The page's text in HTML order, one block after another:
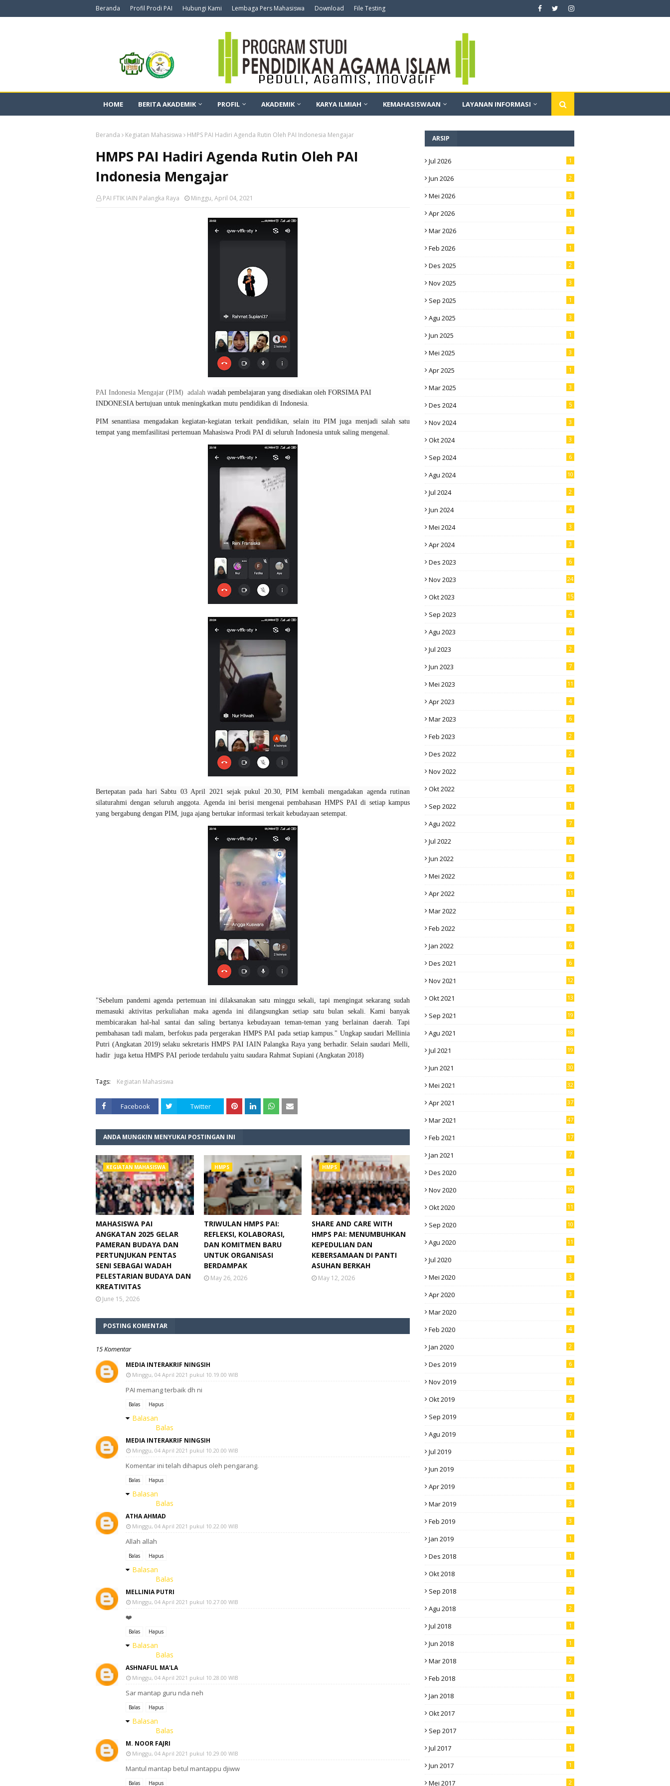
Beranda Profil Prodi PAI Hubungi Kami Lembaga Pers Mahasiswa Download File Testing
HOME BERITA AKADEMIK PROFIL AKADEMIK KARYA ILMIAH KEMAHASISWAAN LAYANAN INFORMASI
Beranda Kegiatan Mahasiswa HMPS PAI Hadiri Agenda Rutin Oleh PAI Indonesia Mengajar
HMPS PAI Hadiri Agenda Rutin Oleh PAI
Indonesia Mengajar
PAI FTIK IAIN Palangka Raya Minggu, April 04, 2021
PAI Indonesia Mengajar (PIM) adalah wadah pembelajaran yang disediakan oleh FORSIMA PAI
INDONESIA bertujuan untuk meningkatkan mutu pendidikan di Indonesia.
PIM senantiasa mengadakan kegiatan-kegiatan terkait pendidikan, selain itu PIM juga menjadi salah satu
tempat yang memfasilitasi pertemuan Mahasiswa Prodi PAI di seluruh Indonesia untuk saling mengenal.
Bertepatan pada hari Sabtu 03 April 2021 sejak pukul 20.30, PIM kembali mengadakan agenda rutinan
silaturahmi dengan seluruh anggota. Agenda ini berisi mengenai pembahasan HMPS PAI di setiap kampus
yang bergabung dengan PIM, juga ajang bertukar informasi terkait kebudayaan setempat.
"Sebelum pandemi agenda pertemuan ini dilaksanakan satu minggu sekali, tapi mengingat sekarang sudah
memasuki aktivitas perkuliahan maka agenda ini dilangsungkan setiap satu bulan sekali. Kami banyak
membicarakan hal-hal santai dan saling bertanya kebudayaan teman-teman yang berlainan daerah. Tapi
pembahasan tadi malam, berfokus pada pergerakan HMPS PAI pada setiap kampus." Ungkap saudari Mellinia
Putri (Angkatan 2019) selaku sekretaris HMPS PAI IAIN Palangka Raya yang berhadir. Selain saudari Melli,
hadir juga ketua HMPS PAI periode terdahulu yaitu saudara Rahmat Supiani (Angkatan 2018)
Tags: Kegiatan Mahasiswa
Facebook Twitter
ANDA MUNGKIN MENYUKAI POSTINGAN INI
KEGIATAN MAHASISWA
MAHASISWA PAI
ANGKATAN 2025 GELAR
PAMERAN BUDAYA DAN
PERTUNJUKAN PENTAS
SENI SEBAGAI WADAH
PELESTARIAN BUDAYA DAN
KREATIVITAS
June 15, 2026
HMPS
TRIWULAN HMPS PAI:
REFLEKSI, KOLABORASI,
DAN KOMITMEN BARU
UNTUK ORGANISASI
BERDAMPAK
May 26, 2026
HMPS
SHARE AND CARE WITH
HMPS PAI: MENUMBUHKAN
KEPEDULIAN DAN
KEBERSAMAAN DI PANTI
ASUHAN BERKAH
May 12, 2026
POSTING KOMENTAR
15 Komentar
MEDIA INTERAKRIF NINGSIH
Minggu, 04 April 2021 pukul 10.19.00 WIB
PAI memang terbaik dh ni
Balas Hapus
Balasan
Balas
MEDIA INTERAKRIF NINGSIH
Minggu, 04 April 2021 pukul 10.20.00 WIB
Komentar ini telah dihapus oleh pengarang.
Balas Hapus
Balasan
Balas
ATHA AHMAD
Minggu, 04 April 2021 pukul 10.22.00 WIB
Allah allah
Balas Hapus
Balasan
Balas
MELLINIA PUTRI
Minggu, 04 April 2021 pukul 10.27.00 WIB
❤️
Balas Hapus
Balasan
Balas
ASHNAFUL MA'LA
Minggu, 04 April 2021 pukul 10.28.00 WIB
Sar mantap guru nda neh
Balas Hapus
Balasan
Balas
M. NOOR FAJRI
Minggu, 04 April 2021 pukul 10.29.00 WIB
Mantul mantap betul mantappu djiww
Balas Hapus
ARSIP
Jul 2026 1
Jun 2026 2
Mei 2026 3
Apr 2026 1
Mar 2026 3
Feb 2026 1
Des 2025 2
Nov 2025 3
Sep 2025 1
Agu 2025 3
Jun 2025 1
Mei 2025 3
Apr 2025 1
Mar 2025 3
Des 2024 5
Nov 2024 3
Okt 2024 3
Sep 2024 6
Agu 2024 10
Jul 2024 2
Jun 2024 4
Mei 2024 3
Apr 2024 3
Des 2023 6
Nov 2023 24
Okt 2023 15
Sep 2023 4
Agu 2023 6
Jul 2023 2
Jun 2023 7
Mei 2023 11
Apr 2023 4
Mar 2023 6
Feb 2023 2
Des 2022 2
Nov 2022 3
Okt 2022 5
Sep 2022 1
Agu 2022 7
Jul 2022 6
Jun 2022 8
Mei 2022 6
Apr 2022 11
Mar 2022 3
Feb 2022 9
Jan 2022 6
Des 2021 6
Nov 2021 12
Okt 2021 13
Sep 2021 19
Agu 2021 18
Jul 2021 19
Jun 2021 30
Mei 2021 32
Apr 2021 37
Mar 2021 47
Feb 2021 17
Jan 2021 7
Des 2020 5
Nov 2020 19
Okt 2020 11
Sep 2020 10
Agu 2020 11
Jul 2020 3
Mei 2020 3
Apr 2020 3
Mar 2020 4
Feb 2020 4
Jan 2020 2
Des 2019 6
Nov 2019 6
Okt 2019 4
Sep 2019 7
Agu 2019 1
Jul 2019 1
Jun 2019 1
Apr 2019 3
Mar 2019 3
Feb 2019 3
Jan 2019 1
Des 2018 1
Okt 2018 1
Sep 2018 2
Agu 2018 2
Jul 2018 1
Jun 2018 1
Mar 2018 2
Feb 2018 6
Jan 2018 1
Okt 2017 1
Sep 2017 1
Jul 2017 1
Jun 2017 1
Mei 2017 2